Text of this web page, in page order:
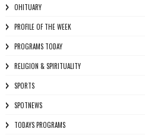
OHITUARY
PROFILE OF THE WEEK
PROGRAMS TODAY
RELIGION & SPIRITUALITY
SPORTS
SPOTNEWS
TODAYS PROGRAMS